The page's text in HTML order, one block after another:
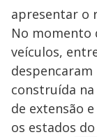
apresentar o
No momento
veículos,
construída na
de extensão
os estados